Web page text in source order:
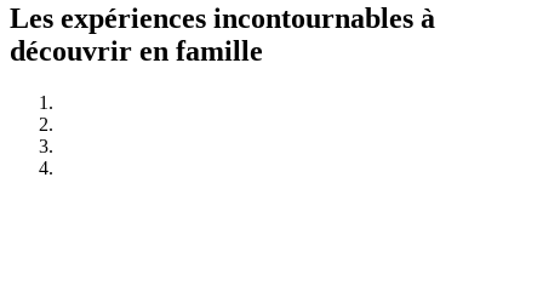
Les expériences incontournables à
découvrir en famille